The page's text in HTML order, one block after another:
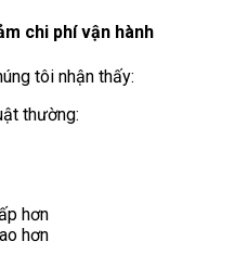
chi phí vận hành
tôi nhận thấy:
thường:
hơn
hơn